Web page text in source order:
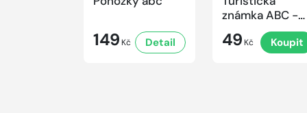
149 Kč Detail
známka ABC -
schránka v ZOO
49 Kč Koupit